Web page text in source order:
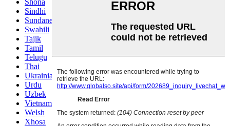
Sindhi
Sundanese
Swahili
Tajik
Tamil
Telugu
Thai
Ukrainian
Urdu
Uzbek
Vietnamese
Welsh
Xhosa